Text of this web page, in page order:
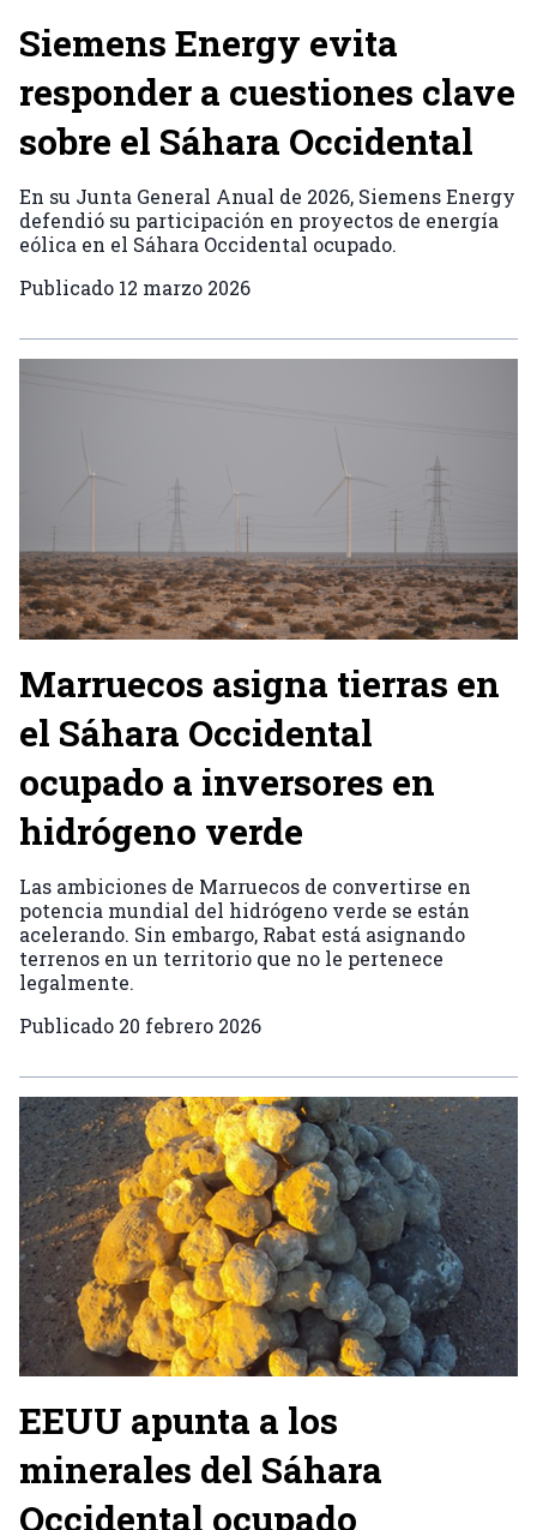
Siemens Energy evita
responder a cuestiones clave
sobre el Sáhara Occidental
En su Junta General Anual de 2026, Siemens Energy
defendió su participación en proyectos de energía
eólica en el Sáhara Occidental ocupado.
Publicado 12 marzo 2026
Marruecos asigna tierras en
el Sáhara Occidental
ocupado a inversores en
hidrógeno verde
Las ambiciones de Marruecos de convertirse en
potencia mundial del hidrógeno verde se están
acelerando. Sin embargo, Rabat está asignando
terrenos en un territorio que no le pertenece
legalmente.
Publicado 20 febrero 2026
EEUU apunta a los
minerales del Sáhara
Occidental ocupado